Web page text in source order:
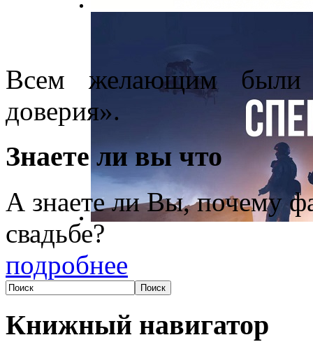
Всем желающим были
доверия».
Знаете ли вы что
А знаете ли Вы, почему
свадьбе?
подробнее
Книжный навигатор